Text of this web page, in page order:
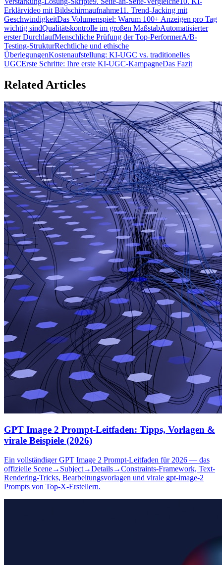
Erklärvideo mit Bildschirmaufnahme11. Trend-Jacking mit
GeschwindigkeitDas Volumenspiel: Warum 100+ Anzeigen pro Tag
wichtig sindQualitätskontrolle im großen MaßstabAutomatisierter
erster DurchlaufMenschliche Prüfung der Top-PerformerA/B-
Testing-StrukturRechtliche und ethische
ÜberlegungenKostenaufstellung: KI-UGC vs. traditionelles
UGCErste Schritte: Ihre erste KI-UGC-KampagneDas Fazit
Related Articles
GPT Image 2 Prompt-Leitfaden: Tipps, Vorlagen &
virale Beispiele (2026)
Ein vollständiger GPT Image 2 Prompt-Leitfaden für 2026 — das
offizielle Scene→Subject→Details→Constraints-Framework, Text-
Rendering-Tricks, Bearbeitungsvorlagen und virale gpt-image-2
Prompts von Top-X-Erstellern.